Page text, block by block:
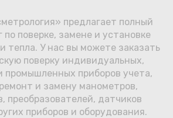
предлагает полный
по поверке, замене и установке
тепла. У нас вы можете заказать
поверку индивидуальных,
промышленных приборов учета,
и замену манометров,
преобразователей, датчиков
приборов и оборудования.